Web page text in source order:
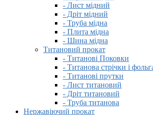
- Лист мідний
- Дріт мідний
- Труба мідна
- Плита мідна
- Шина мідна
Титановий прокат
- Титанові Поковки
- Титанова стрічки і
- Титанові прутки
- Лист титановий
- Дріт титановий
- Труба титанова
Нержавіючий прокат